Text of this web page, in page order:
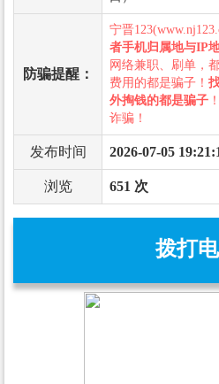
防骗提醒：
宁晋
者手机归属地与IP
网络兼职、刷单，
费用的都是骗子！
外掏钱的都是骗子
诈骗！
发布时间 2026-07-05
浏览 651 次
拨打